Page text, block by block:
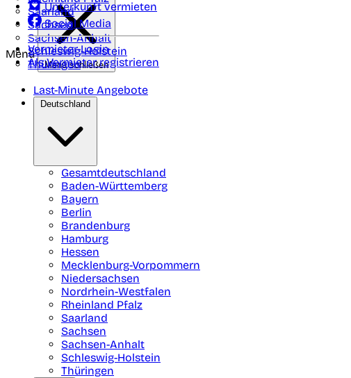
Saarland
Sachsen
Sachsen-Anhalt
Schleswig-Holstein
Thüringen
Unterkunft vermieten
Social Media
Vermieter-Login
Als Vermieter registrieren
Menü
Menü schließen
Last-Minute Angebote
Deutschland
Gesamtdeutschland
Baden-Württemberg
Bayern
Berlin
Brandenburg
Hamburg
Hessen
Mecklenburg-Vorpommern
Niedersachsen
Nordrhein-Westfalen
Rheinland Pfalz
Saarland
Sachsen
Sachsen-Anhalt
Schleswig-Holstein
Thüringen